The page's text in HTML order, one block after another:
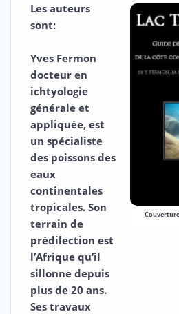
Les auteurs
sont:
Yves Fermon
docteur en
ichtyologie
générale et
appliquée, est
un spécialiste
des poissons des
eaux
continentales
tropicales. Son
terrain de
prédilection est
l’Afrique qu’il
sillonne depuis
plus de 20 ans.
Ses travaux